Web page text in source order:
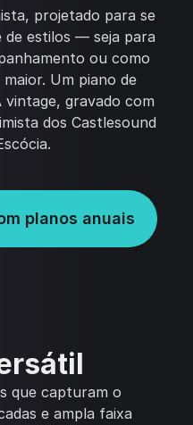
projetado para se
de estilos — seja para
ou como
Um piano de
gravado com
dos Castlesound
planos anuais
que capturam o
e ampla faixa